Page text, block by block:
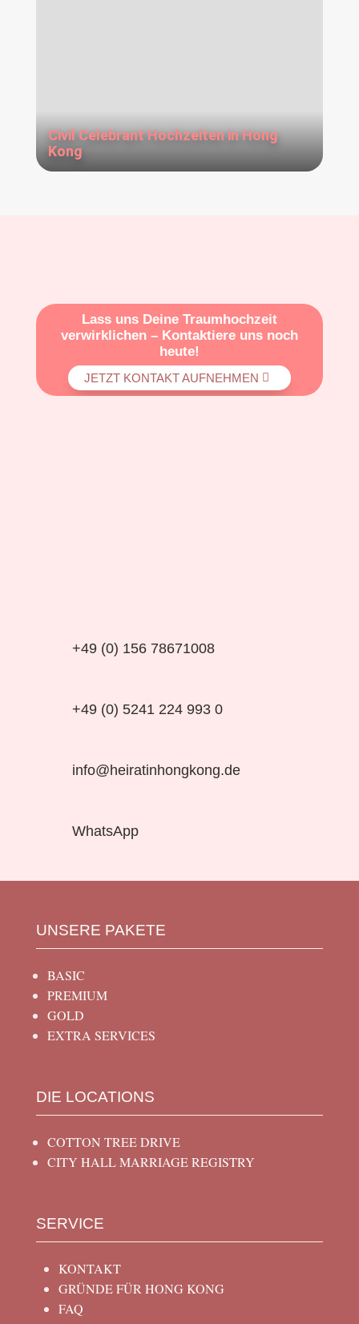
Civil Celebrant Hochzeiten in Hong
Kong
Lass uns Deine Traumhochzeit
verwirklichen – Kontaktiere uns noch
heute!
JETZT KONTAKT AUFNEHMEN
+49 (0) 156 78671008
+49 (0) 5241 224 993 0
info@heiratinhongkong.de
WhatsApp
UNSERE PAKETE
BASIC
PREMIUM
GOLD
EXTRA SERVICES
DIE LOCATIONS
COTTON TREE DRIVE
CITY HALL MARRIAGE REGISTRY
SERVICE
KONTAKT
GRÜNDE FÜR HONG KONG
FAQ